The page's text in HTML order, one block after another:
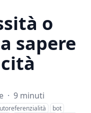
o
sapere
· 9 minuti
bot